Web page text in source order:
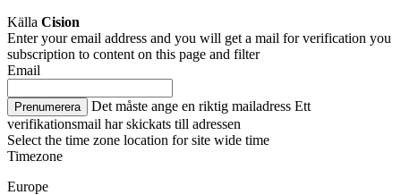
Källa Cision
Enter your email address and you will get a mail for verification you
subscription to content on this page and filter
Email
Prenumerera Det måste ange en riktig mailadress Ett
verifikationsmail har skickats till adressen
Select the time zone location for site wide time
Timezone
Europe